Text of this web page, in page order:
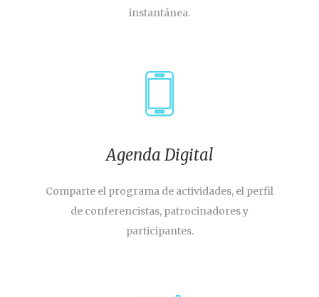
instantánea.
Agenda Digital
Comparte el programa de actividades, el perfil
de conferencistas, patrocinadores y
participantes.